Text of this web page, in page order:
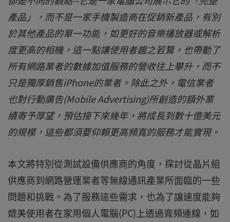
產品」，而不是一家手機製造商在促銷新產品，有別
於其他產品的單一功能，如更好的音樂播放器或解析
度更高的相機，這一點讓使用者趨之若鶩，也帶動了
所有網路業者的數據加值服務的營收往上攀升，而不
只是獨厚銷售iPhone的業者。除此之外，電信業者
也對行動廣告(Mobile Advertising)所創造的額外業
績寄予厚望，預估接下來幾年，將成長到數十億美元
的規模，這些都須要仰賴更高頻寬的服務才能實現。
本文將特別從測試設備供應商的角度，探討從晶片組
供應商到網路營運業者等無線通訊產業所面臨的一些
問題和挑戰。為了服務這些需求，也為了讓速度能夠
媲美使用者在家用個人電腦(PC)上透過寬頻連線，如